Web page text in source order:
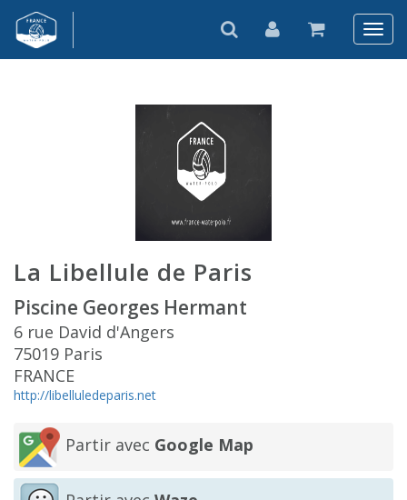
La Libellule de Paris
Piscine Georges Hermant
6 rue David d'Angers
75019 Paris
FRANCE
http://libelluledeparis.net
Partir avec Google Map